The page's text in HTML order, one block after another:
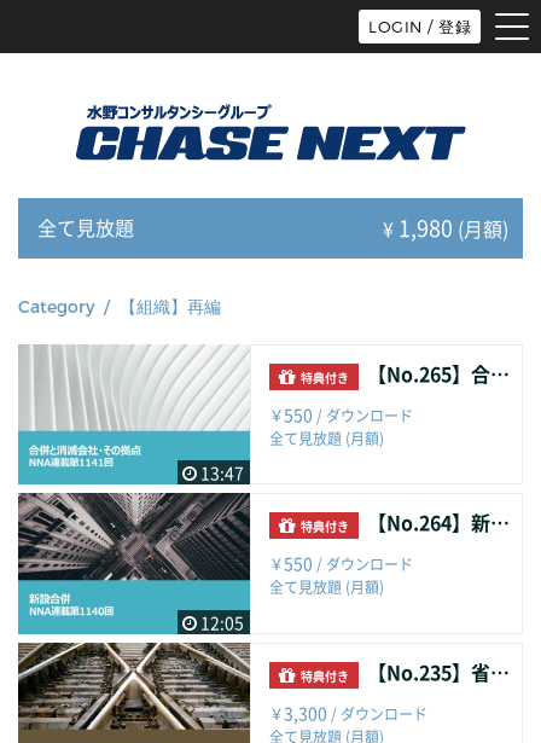
LOGIN / 登録
全て見放題 ¥ 1,980 (月額)
Category / 【組織】再編
13:47
特典付き 【No.265】合併と消滅会社・その拠点
￥550 / ダウンロード
全て見放題 (月額)
12:05
特典付き 【No.264】新設合併
￥550 / ダウンロード
全て見放題 (月額)
特典付き 【No.235】省・市を跨ぐ企業移転の効率化推進
￥3,300 / ダウンロード
全て見放題 (月額)